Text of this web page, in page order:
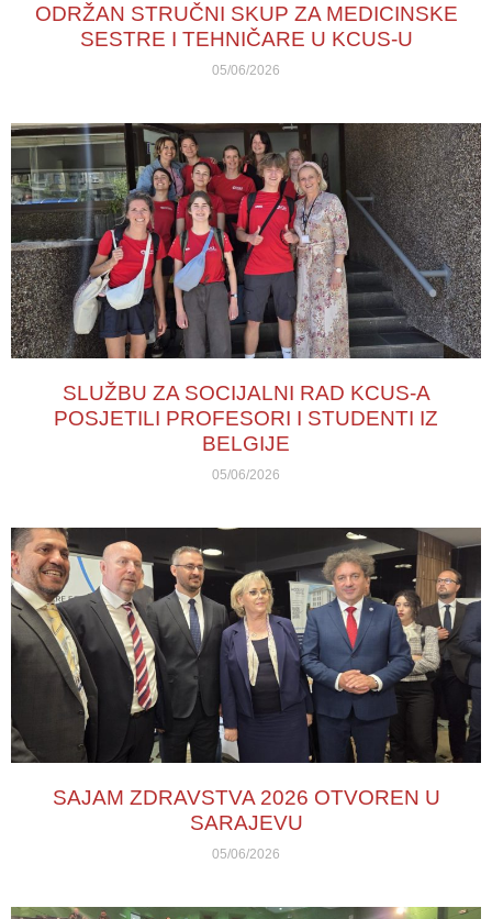
ODRŽAN STRUČNI SKUP ZA MEDICINSKE
SESTRE I TEHNIČARE U KCUS-U
05/06/2026
SLUŽBU ZA SOCIJALNI RAD KCUS-A
POSJETILI PROFESORI I STUDENTI IZ
BELGIJE
05/06/2026
SAJAM ZDRAVSTVA 2026 OTVOREN U
SARAJEVU
05/06/2026